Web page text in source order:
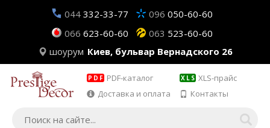
044 332-33-77 096 050-60-60
066 623-60-60 063 523-60-60
шоурум Киев, бульвар Вернадского 26
PDF PDF-каталог XLS XLS-прайс
Доставка и оплата
Контакты